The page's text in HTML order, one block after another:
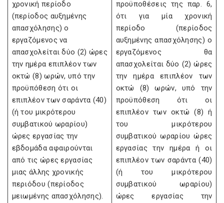
χρονική περίοδο
(περίοδος αυξημένης
απασχόλησης) ο
εργαζόμενος να
απασχολείται δύο (2) ώρες
την ημέρα επιπλέον των
οκτώ (8) ωρών, υπό την
προϋπόθεση ότι οι
επιπλέον των σαράντα (40)
(ή του μικρότερου
συμβατικού ωραρίου)
ώρες εργασίας την
εβδομάδα αφαιρούνται
από τις ώρες εργασίας
μιας άλλης χρονικής
περιόδου (περίοδος
μειωμένης απασχόλησης).
προϋποθέσεις της παρ. 6,
ότι για μία χρονική
περίοδο (περίοδος
αυξημένης απασχόλησης) ο
εργαζόμενος θα
απασχολείται δύο (2) ώρες
την ημέρα επιπλέον των
οκτώ (8) ωρών, υπό την
προϋπόθεση ότι οι
επιπλέον των οκτώ (8) ή
του μικρότερου
συμβατικού ωραρίου ώρες
εργασίας την ημέρα ή οι
επιπλέον των σαράντα (40)
(ή του μικρότερου
συμβατικού ωραρίου)
ώρες εργασίας την